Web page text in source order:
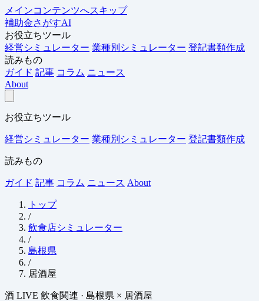
メインコンテンツへスキップ
補助金さがすAI
お役立ちツール
経営シミュレーター 業種別シミュレーター 登記書類作成
読みもの
ガイド 記事 コラム ニュース
About
お役立ちツール
経営シミュレーター 業種別シミュレーター 登記書類作成
読みもの
ガイド 記事 コラム ニュース About
トップ
/
飲食店シミュレーター
/
島根県
/
居酒屋
酒 LIVE 飲食関連 · 島根県 × 居酒屋